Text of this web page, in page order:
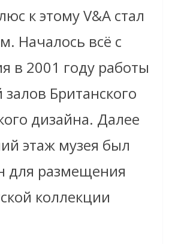
к этому V&A стал
Началось всё с
в 2001 году работы
залов Британского
дизайна. Далее
этаж музея был
для размещения
коллекции